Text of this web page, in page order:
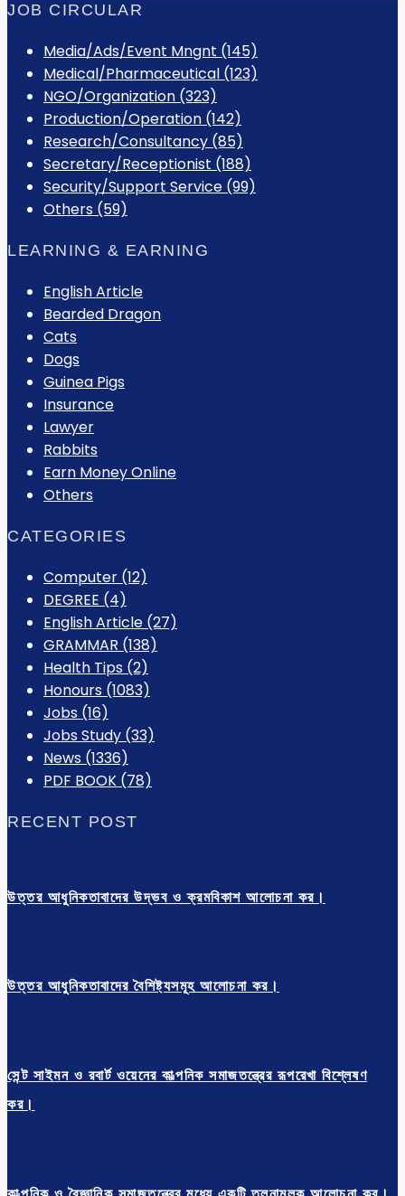
JOB CIRCULAR
Media/Ads/Event Mngnt (145)
Medical/Pharmaceutical (123)
NGO/Organization (323)
Production/Operation (142)
Research/Consultancy (85)
Secretary/Receptionist (188)
Security/Support Service (99)
Others (59)
LEARNING & EARNING
English Article
Bearded Dragon
Cats
Dogs
Guinea Pigs
Insurance
Lawyer
Rabbits
Earn Money Online
Others
CATEGORIES
Computer (12)
DEGREE (4)
English Article (27)
GRAMMAR (138)
Health Tips (2)
Honours (1083)
Jobs (16)
Jobs Study (33)
News (1336)
PDF BOOK (78)
RECENT POST
উত্তর আধুনিকতাবাদের উদ্ভব ও ক্রমবিকাশ আলোচনা কর।
উত্তর আধুনিকতাবাদের বৈশিষ্ট্যসমূহ আলোচনা কর।
সেন্ট সাইমন ও রবার্ট ওয়েনের কাল্পনিক সমাজতন্ত্রের রূপরেখা বিশ্লেষণ
কর।